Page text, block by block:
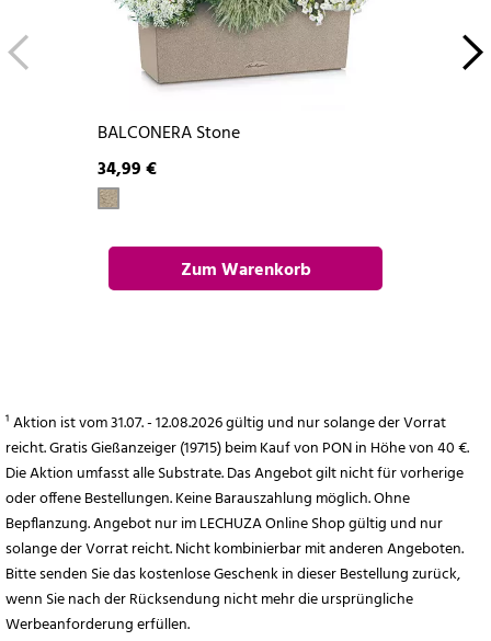
BALCONERA Stone
34,99 €
Zum Warenkorb
¹ Aktion ist vom 31.07. - 12.08.2026 gültig und nur solange der Vorrat
reicht. Gratis Gießanzeiger (19715) beim Kauf von PON in Höhe von 40 €.
Die Aktion umfasst alle Substrate. Das Angebot gilt nicht für vorherige
oder offene Bestellungen. Keine Barauszahlung möglich. Ohne
Bepflanzung. Angebot nur im LECHUZA Online Shop gültig und nur
solange der Vorrat reicht. Nicht kombinierbar mit anderen Angeboten.
Bitte senden Sie das kostenlose Geschenk in dieser Bestellung zurück,
wenn Sie nach der Rücksendung nicht mehr die ursprüngliche
Werbeanforderung erfüllen.